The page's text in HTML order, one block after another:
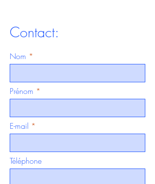
Contact:
Nom
Prénom
E-mail
Téléphone